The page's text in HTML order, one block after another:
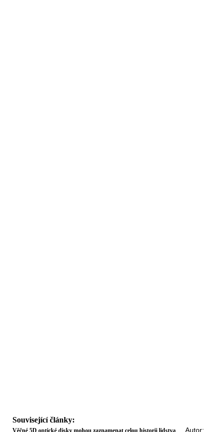
Související články:
Věčné 5D optické disky mohou zaznamenat celou historii lidstva Autor: